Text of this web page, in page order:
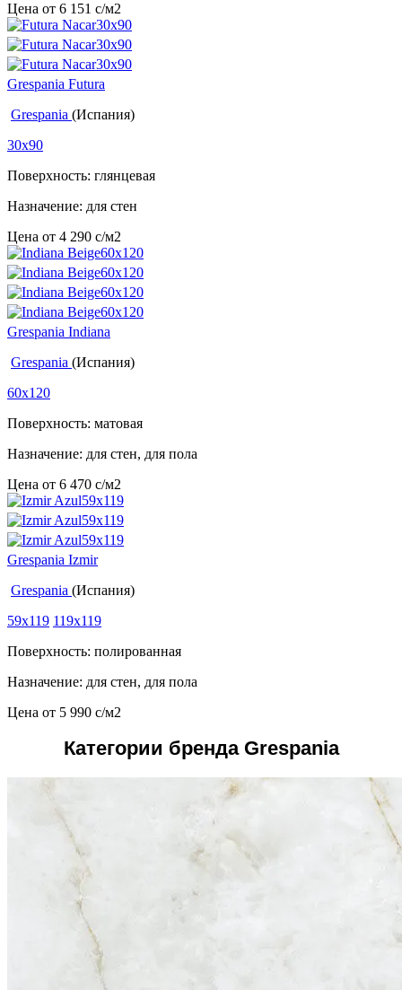
Цена от 6 151 c/м2
Grespania Futura
Grespania (Испания)
30x90
Поверхность: глянцевая
Назначение: для стен
Цена от 4 290 c/м2
Grespania Indiana
Grespania (Испания)
60x120
Поверхность: матовая
Назначение: для стен, для пола
Цена от 6 470 c/м2
Grespania Izmir
Grespania (Испания)
59x119 119x119
Поверхность: полированная
Назначение: для стен, для пола
Цена от 5 990 c/м2
Категории бренда Grespania